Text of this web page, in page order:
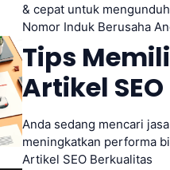
& cepat untuk
Nomor Induk Berusaha
Tips
Artikel
Anda sedang mencari
meningkatkan performa
Artikel SEO Berkualitas